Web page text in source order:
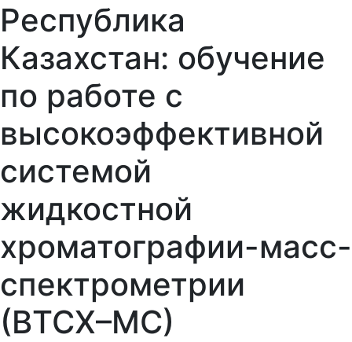
Республика
Казахстан: обучение
по работе с
высокоэффективной
системой
жидкостной
хроматографии-масс-
спектрометрии
(ВТСХ–МС)